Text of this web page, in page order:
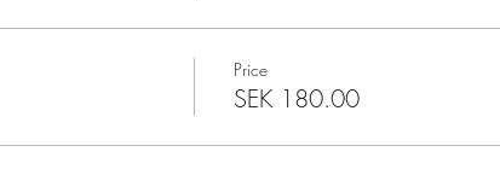
Price
SEK 180.00